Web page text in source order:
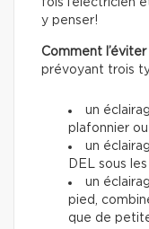
fois l’électricien
y penser!
Comment l’éviter
prévoyant trois
un
plafonnier
un
DEL sous
un
pied,
que de